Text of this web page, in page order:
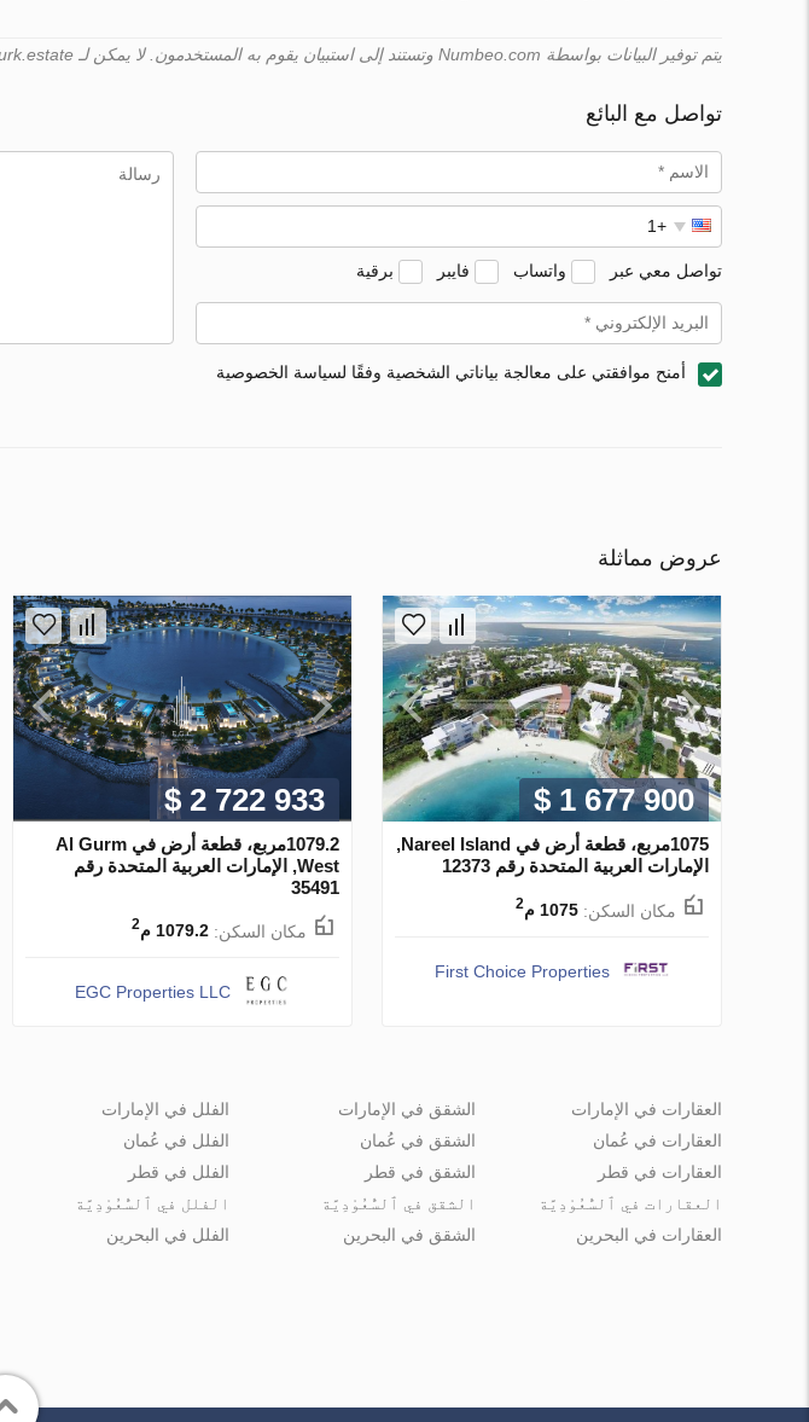
يتم توفير البيانات بواسطة Numbeo.com وتستند إلى استبيان يقوم به المستخدمون. لا يمكن لـ Turk.estate ضمان صحّة هذه البيانات.
تواصل مع البائع
تواصل معي عبر واتساب فايبر برقية
أمنح موافقتي على معالجة بياناتي الشخصية وفقًا لسياسة الخصوصية
عروض مماثلة
$ 1 677 900
1075مربع، قطعة أرض في Nareel Island,
الإمارات العربية المتحدة رقم 12373
مكان السكن: 1075 م 2
First Choice Properties
$ 2 722 933
1079.2مربع، قطعة أرض في Al Gurm
West, الإمارات العربية المتحدة رقم
35491
مكان السكن: 1079.2 م 2
EGC Properties LLC
العقارات في الإمارات
العقارات في عُمان
العقارات في قطر
العقارات في ٱلسُّعُوْدِيَّة
العقارات في البحرين
الشقق في الإمارات
الشقق في عُمان
الشقق في قطر
الشقق في ٱلسُّعُوْدِيَّة
الشقق في البحرين
الفلل في الإمارات
الفلل في عُمان
الفلل في قطر
الفلل في ٱلسُّعُوْدِيَّة
الفلل في البحرين